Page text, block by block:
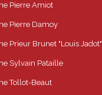
Pierre Amiot
Pierre Damoy
Prieur Brunet "Louis Jadot"
Sylvain Pataille
Tollot-Beaut